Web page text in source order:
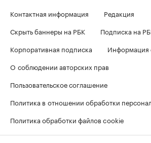
Контактная информация
Редакция
Скрыть баннеры на РБК
Подписка на
Корпоративная подписка
Информация
О соблюдении авторских прав
Пользовательское соглашение
Политика в отношении обработки
Политика обработки файлов cookie